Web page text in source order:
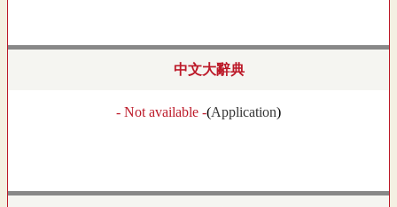
中文大辭典
- Not available -(Application)